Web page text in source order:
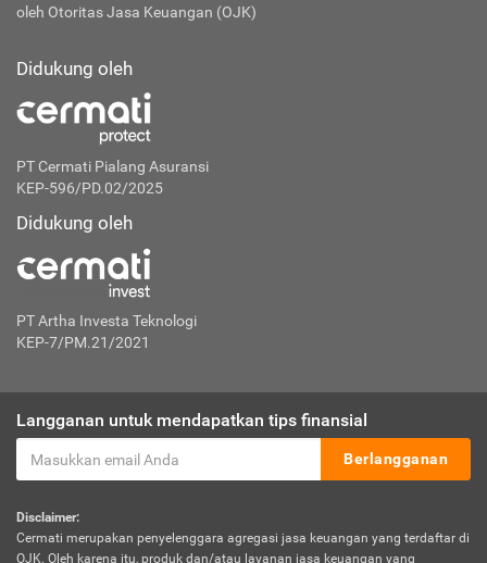
oleh Otoritas Jasa Keuangan (OJK)
Didukung oleh
PT Cermati Pialang Asuransi
KEP-596/PD.02/2025
Didukung oleh
PT Artha Investa Teknologi
KEP-7/PM.21/2021
Langganan untuk mendapatkan tips finansial
Berlangganan
Disclaimer:
Cermati merupakan penyelenggara agregasi jasa keuangan yang terdaftar di
OJK. Oleh karena itu, produk dan/atau layanan jasa keuangan yang